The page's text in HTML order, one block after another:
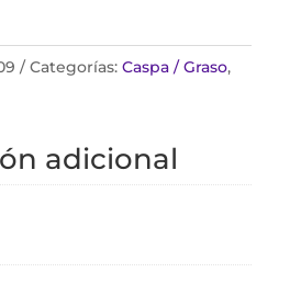
Categorías: Caspa / Graso,
adicional